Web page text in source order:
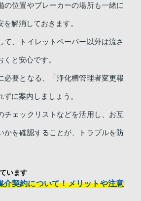
の位置やブレーカーの場所も一緒に
解消しておきます。
て、トイレットペーパー以外は流さ
と安心です。
必要となる、「浄化槽管理者変更報
に案内しましょう。
チェックリストなどを活用し、お互
かを確認することが、トラブルを防
います
介契約について！メリットや注意